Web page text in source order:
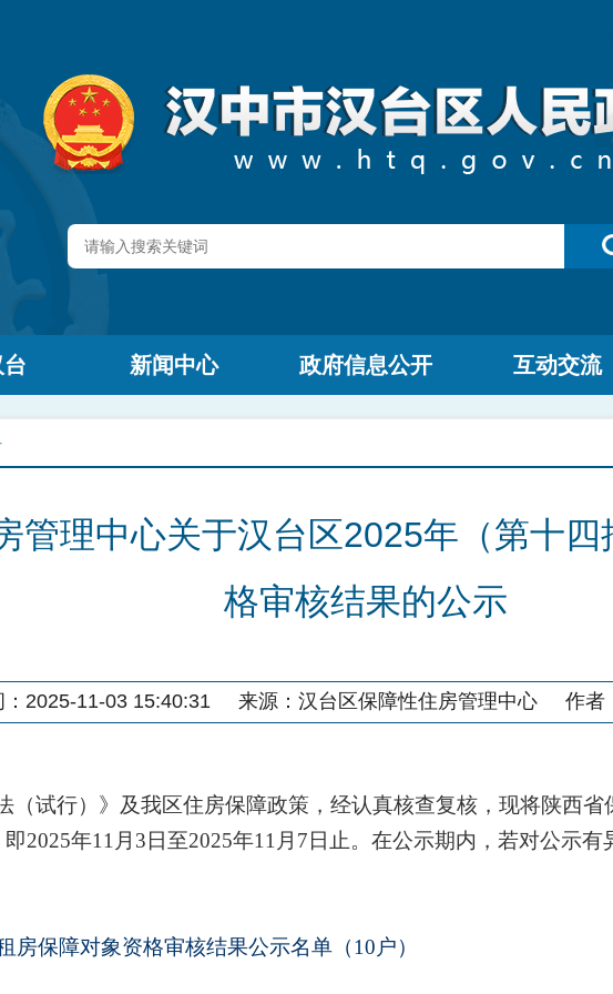
新闻中心 政府信息公开 互动交流
管理中心关于汉台区2025年（第十
格审核结果的公示
：2025-11-03 15:40:31 来源： 汉台区保障性住房管理中心 作者
（试行） 》 及我区住房保障政策 ，经认真核查复核，现将陕西省
即2025年11 月 3 日至2025年11 月 7 日止。在公示期内，若对公示有
房保障对象资格审核结果公示名单（10户）